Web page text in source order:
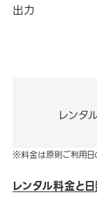
出力
レンタ
※料金は原則ご利用日
レンタル料金と